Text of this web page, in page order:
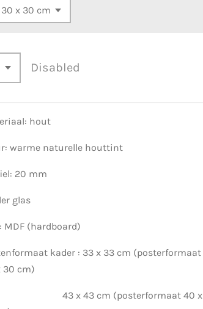
Disabled
hout
warme naturelle houttint
20 mm
glas
MDF (hardboard)
kader : 33 x 33 cm (posterformaat
30 cm)
x 43 cm (posterformaat 40 x